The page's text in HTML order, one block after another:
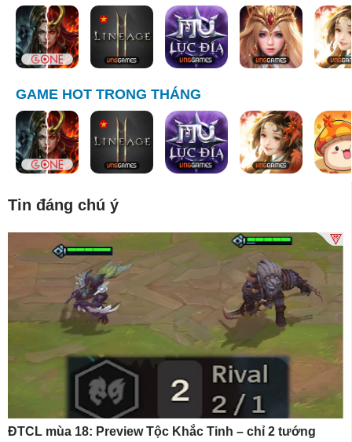
GAME HOT TRONG THÁNG
Tin đáng chú ý
ĐTCL mùa 18: Preview Tộc Khắc Tinh – chỉ 2 tướng